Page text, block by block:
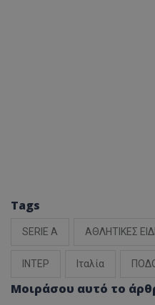
Tags
SERIE A ΑΘΛΗΤΙΚΕΣ
ΙΝΤΕΡ Ιταλία
Μοιράσου αυτό το